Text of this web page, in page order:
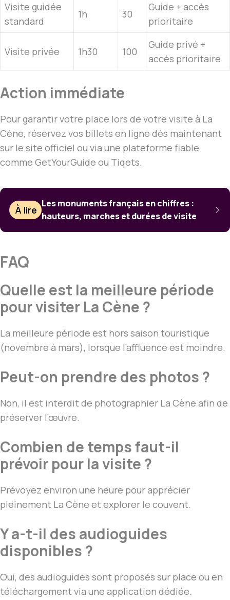
Visite guidée
standard
1h 30
Guide + accès
prioritaire
Visite privée 1h30 100
Guide privé +
accès prioritaire
Action immédiate
Pour garantir votre place lors de votre visite à La
Cène, réservez vos billets en ligne dès maintenant
sur le site officiel ou via une plateforme fiable
comme GetYourGuide ou Tiqets.
À lire
Les monuments français en chiffres :
hauteurs, marches et durées de visite
FAQ
Quelle est la meilleure période
pour visiter La Cène ?
La meilleure période est hors saison touristique
(novembre à mars), lorsque l’affluence est moindre.
Peut-on prendre des photos ?
Non, il est interdit de photographier La Cène afin de
préserver l’œuvre.
Combien de temps faut-il
prévoir pour la visite ?
Prévoyez environ une heure pour apprécier
pleinement La Cène et explorer le couvent.
Y a-t-il des audioguides
disponibles ?
Oui, des audioguides sont proposés sur place ou en
téléchargement via une application dédiée.